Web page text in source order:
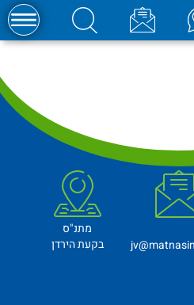
מתנ"ס
בקעת הירדן